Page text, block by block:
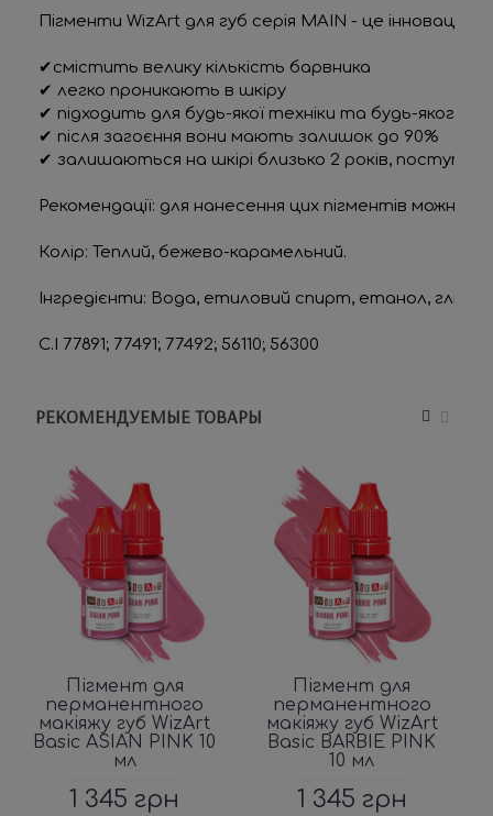
Пігменти WizArt для губ серія MAIN - це
✔cмістить велику кількість барвника
✔ легко проникають в шкіру
✔ підходить для будь-якої техніки та будь-якого
✔ після загоєння вони мають залишок до 90%
✔ залишаються на шкірі близько 2 років,
Рекомендації: для нанесення цих пігментів можна
Колір: Теплий, бежево-карамельний.
Інгредієнти: Вода, етиловий спирт, етанол,
C.I 77891; 77491; 77492; 56110; 56300
РЕКОМЕНДУЕМЫЕ ТОВАРЫ
Пігмент для
перманентного
макіяжу губ WizArt
Basic ASIAN PINK 10
мл
1 345 грн
Пігмент для
перманентного
макіяжу губ WizArt
Basic BARBIE PINK
10 мл
1 345 грн